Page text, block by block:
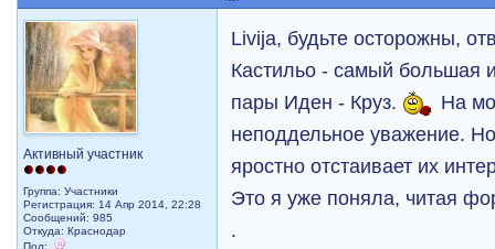
Активный участник
Группа: Участники
Регистрация: 14 Апр 2014, 22:28
Сообщений: 985
Откуда: Краснодар
Пол:
Livija, будьте осторожны,
Кастильо - самый большая
пары Иден - Круз.
На
неподдельное уважение.
яростно отстаивает их
Это я уже поняла, читая
.